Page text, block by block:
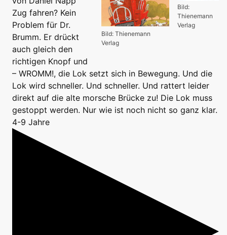
Bild:
Thienemann
Verlag
Bild: Thienemann
Verlag
Zug fahren? Kein
Problem für Dr.
Brumm. Er drückt
auch gleich den
richtigen Knopf und
– WROMM!, die Lok setzt sich in Bewegung. Und die
Lok wird schneller. Und schneller. Und rattert leider
direkt auf die alte morsche Brücke zu! Die Lok muss
gestoppt werden. Nur wie ist noch nicht so ganz klar.
4-9 Jahre